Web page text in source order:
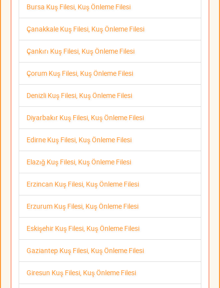
Bursa Kuş Filesi, Kuş Önleme Filesi
Çanakkale Kuş Filesi, Kuş Önleme Filesi
Çankırı Kuş Filesi, Kuş Önleme Filesi
Çorum Kuş Filesi, Kuş Önleme Filesi
Denizli Kuş Filesi, Kuş Önleme Filesi
Diyarbakır Kuş Filesi, Kuş Önleme Filesi
Edirne Kuş Filesi, Kuş Önleme Filesi
Elazığ Kuş Filesi, Kuş Önleme Filesi
Erzincan Kuş Filesi, Kuş Önleme Filesi
Erzurum Kuş Filesi, Kuş Önleme Filesi
Eskişehir Kuş Filesi, Kuş Önleme Filesi
Gaziantep Kuş Filesi, Kuş Önleme Filesi
Giresun Kuş Filesi, Kuş Önleme Filesi